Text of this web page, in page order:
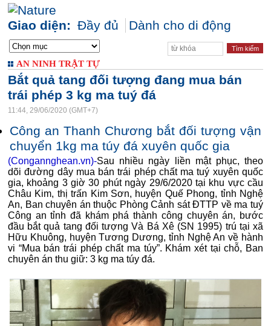
Giao diện: Đầy đủ Dành cho di động
AN NINH TRẬT TỰ
Bắt quả tang đối tượng đang mua bán
trái phép 3 kg ma tuý đá
11:44, 29/06/2020 (GMT+7)
Công an Thanh Chương bắt đối tượng vận
chuyển 1kg ma túy đá xuyên quốc gia
(Congannghean.vn)-Sau nhiều ngày liền mật phục, theo
dõi đường dây mua bán trái phép chất ma tuý xuyên quốc
gia, khoảng 3 giờ 30 phút ngày 29/6/2020 tại khu vực cầu
Châu Kim, thị trấn Kim Sơn, huyện Quế Phong, tỉnh Nghệ
An, Ban chuyên án thuộc Phòng Cảnh sát ĐTTP về ma tuý
Công an tỉnh đã khám phá thành công chuyên án, bước
đầu bắt quả tang đối tượng Và Bá Xê (SN 1995) trú tại xã
Hữu Khuông, huyện Tương Dương, tỉnh Nghệ An về hành
vi “Mua bán trái phép chất ma túy”. Khám xét tại chỗ, Ban
chuyên án thu giữ: 3 kg ma túy đá.